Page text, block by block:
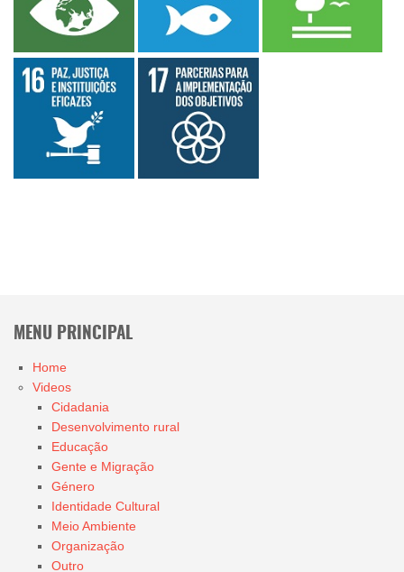
MENU PRINCIPAL
Home
Videos
Cidadania
Desenvolvimento rural
Educação
Gente e Migração
Género
Identidade Cultural
Meio Ambiente
Organização
Outro